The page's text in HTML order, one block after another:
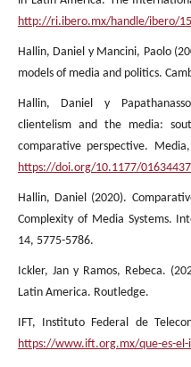
http://ri.ibero.mx/handle/ibero/
Hallin, Daniel y Mancini, Paolo
models of media and politics.
Hallin, Daniel y
clientelism and the media:
comparative perspective.
https://doi.org/10.1177/
Hallin, Daniel (2020).
Complexity of Media Systems.
14, 5775-5786.
Ickler, Jan y Ramos, Rebeca.
Latin America. Routledge.
IFT, Instituto Federal de
https://www.ift.org.mx/que-es-